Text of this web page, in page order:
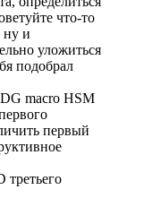
что-то
ну и
уложиться
подобрал
macro HSM
первый